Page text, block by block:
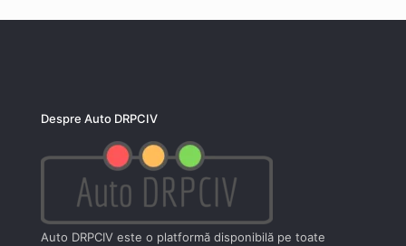
Despre Auto DRPCIV
Auto DRPCIV este o platformă disponibilă pe toate